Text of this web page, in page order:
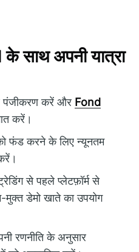
साथ अपनी यात्रा
पंजीकरण करें और Fond
करें।
फंड करने के लिए न्यूनतम
से पहले प्लेटफ़ॉर्म से
मुक्त डेमो खाते का उपयोग
रणनीति के अनुसार